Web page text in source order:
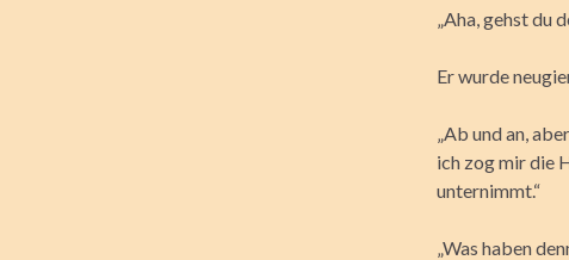
„Aha, gehst du
Er wurde
„Ab und an,
ich zog mir die
unternimmt.“
„Was haben